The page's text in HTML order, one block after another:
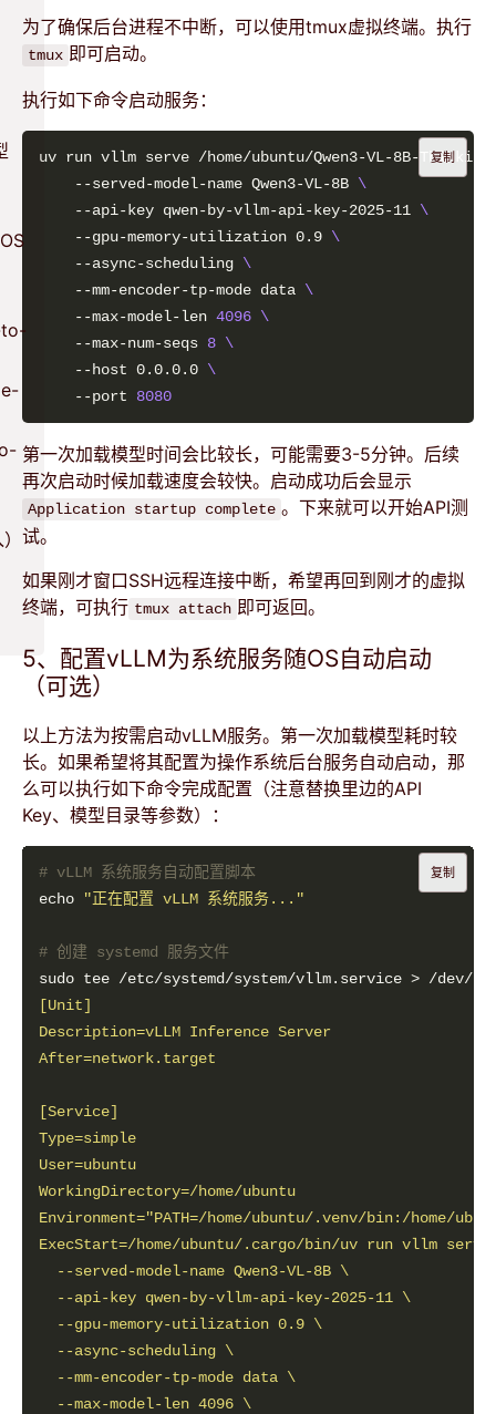
to-
为了确保后台进程不中断，可以使用tmux虚拟终端。执行
tmux 即可启动。
执行如下命令启动服务：
uv run vllm serve /home/ubuntu/Qwen3-VL-8B-
    --served-model-name Qwen3-VL-8B
    --api-key qwen-by-vllm-api-key-2025-11
    --gpu-memory-utilization 0.9
    --async-scheduling
    --mm-encoder-tp-mode data
    --max-model-len
4096
    --max-num-seqs
8
    --host 0.0.0.0
    --port
8080
复制
第一次加载模型时间会比较长，可能需要3-5分钟。后续
再次启动时候加载速度会较快。启动成功后会显示
Application startup complete 。下来就可以开始API测
试。
如果刚才窗口SSH远程连接中断，希望再回到刚才的虚拟
终端，可执行 tmux attach 即可返回。
5、配置vLLM为系统服务随OS自动启动
（可选）
以上方法为按需启动vLLM服务。第一次加载模型耗时较
长。如果希望将其配置为操作系统后台服务自动启动，那
么可以执行如下命令完成配置（注意替换里边的API
Key、模型目录等参数）：
# vLLM 系统服务自动配置脚本
echo
"正在配置 vLLM 系统服务..."
# 创建 systemd 服务文件
sudo tee /etc/systemd/system/vllm.service > /dev/
复制